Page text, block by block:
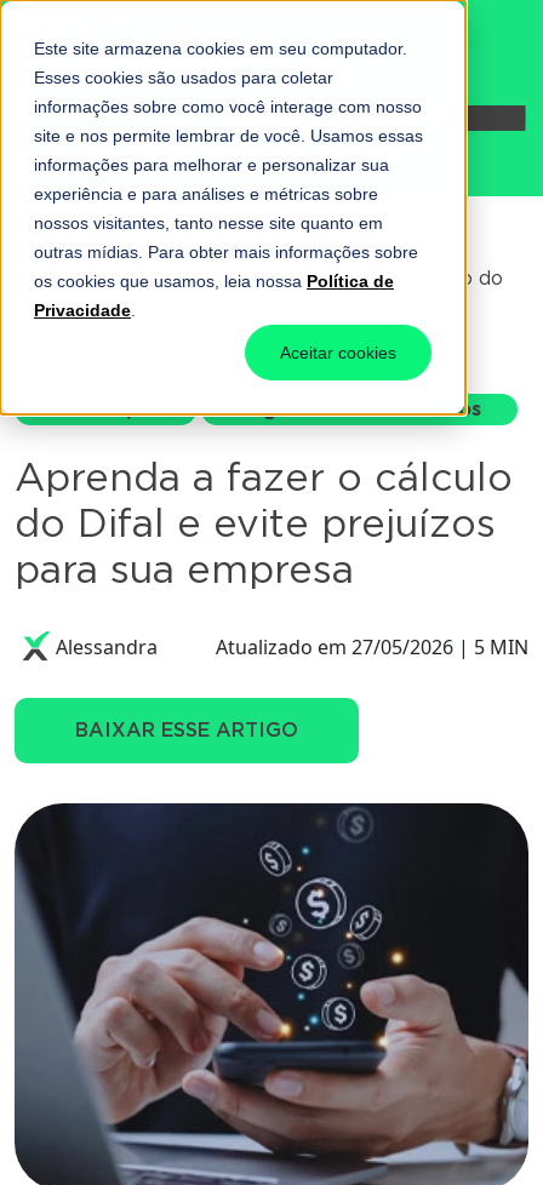
Este site armazena cookies em seu computador.
Esses cookies são usados para coletar
informações sobre como você interage com nosso
site e nos permite lembrar de você. Usamos essas
informações para melhorar e personalizar sua
experiência e para análises e métricas sobre
nossos visitantes, tanto nesse site quanto em
outras mídias. Para obter mais informações sobre
os cookies que usamos, leia nossa Política de
Privacidade
Aceitar cookies
Fale conosco
Home-Tributação- Aprenda a fazer o cálculo do
Difal e evite prejuízos para sua empresa
Tributação Pagamentos de tributos
Aprenda a fazer o cálculo
do Difal e evite prejuízos
para sua empresa
Alessandra Atualizado em 27/05/2026 | 5 MIN
BAIXAR ESSE ARTIGO